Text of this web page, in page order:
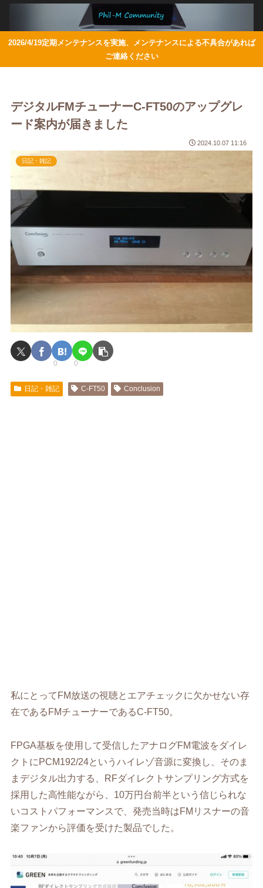
2026/4/19定期メンテナンスを実施、メンテナンスによる不具合があれば
ご連絡ください
デジタルFMチューナーC-FT50のアップグレ
ード案内が届きました
2024.10.07 11:16
日記・雑記
0 0
日記・雑記 C-FT50 Conclusion
私にとってFM放送の視聴とエアチェックに欠かせない存
在であるFMチューナーであるC-FT50。
FPGA基板を使用して受信したアナログFM電波をダイレ
クトにPCM192/24というハイレゾ音源に変換し、そのま
まデジタル出力する、RFダイレクトサンプリング方式を
採用した高性能ながら、10万円台前半という信じられな
いコストパフォーマンスで、発売当時はFMリスナーの音
楽ファンから評価を受けた製品でした。